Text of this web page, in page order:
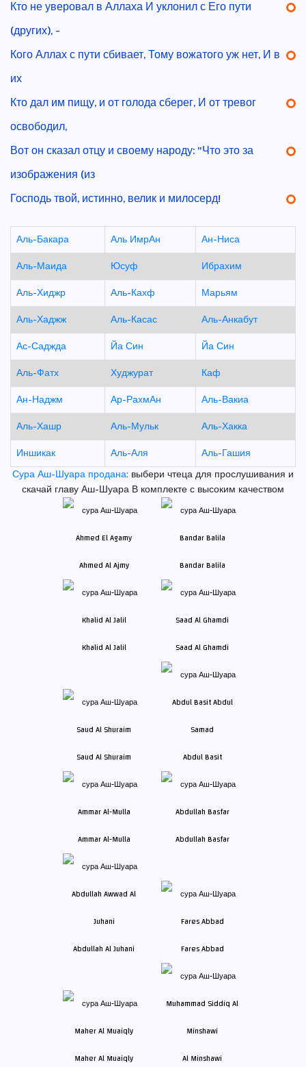
Кто не уверовал в Аллаха И уклонил с Его пути
(других), -
Кого Аллах с пути сбивает, Тому вожатого уж нет, И в
их
Кто дал им пищу, и от голода сберег, И от тревог
освободил,
Вот он сказал отцу и своему народу: "Что это за
изображения (из
Господь твой, истинно, велик и милосерд!
Аль-Бакара Аль ИмрАн
Ан-Ниса
Аль-Маида
Юсуф
Ибрахим
Аль-Хиджр
Аль-Кахф
Марьям
Аль-Хаджж
Аль-Касас
Аль-Анкабут
Ас-Саджда
Йа Син
Йа Син
Аль-Фатх
Худжурат
Каф
Ан-Наджм
Ар-РахмАн
Аль-Вакиа
Аль-Хашр
Аль-Мульк
Аль-Хакка
Иншикак
Аль-Аля
Аль-Гашия
Сура Аш-Шуара продана: выбери чтеца для прослушивания и
скачай главу Аш-Шуара В комплекте с высоким качеством
Ahmed Al Ajmy Bandar Balila
Khalid Al Jalil Saad Al Ghamdi
Saud Al Shuraim Abdul Basit
Ammar Al-Mulla Abdullah Basfar
Abdullah Al Juhani Fares Abbad
Maher Al Muaiqly Al Minshawi